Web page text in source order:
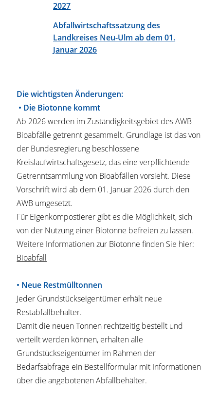
2027
Abfallwirtschaftssatzung des
Landkreises Neu-Ulm ab dem 01.
Januar 2026
Die wichtigsten Änderungen:
• Die Biotonne kommt
Ab 2026 werden im Zuständigkeitsgebiet des AWB
Bioabfälle getrennt gesammelt. Grundlage ist das von
der Bundesregierung beschlossene
Kreislaufwirtschaftsgesetz, das eine verpflichtende
Getrenntsammlung von Bioabfällen vorsieht. Diese
Vorschrift wird ab dem 01. Januar 2026 durch den
AWB umgesetzt.
Für Eigenkompostierer gibt es die Möglichkeit, sich
von der Nutzung einer Biotonne befreien zu lassen.
Weitere Informationen zur Biotonne finden Sie hier:
Bioabfall
• Neue Restmülltonnen
Jeder Grundstückseigentümer erhält neue
Restabfallbehälter.
Damit die neuen Tonnen rechtzeitig bestellt und
verteilt werden können, erhalten alle
Grundstückseigentümer im Rahmen der
Bedarfsabfrage ein Bestellformular mit Informationen
über die angebotenen Abfallbehälter.